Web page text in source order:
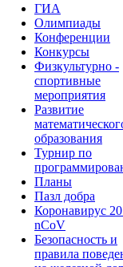
ГИА
Олимпиады
Конференции
Конкурсы
Физкультурно -
спортивные
мероприятия
Развитие
образования
Турнир по
Планы
Пазл добра
Коронавирус
nCoV
Безопасность и
правила